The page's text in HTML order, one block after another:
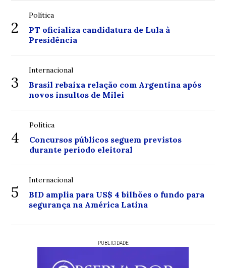
2
Política
PT oficializa candidatura de Lula à
Presidência
3
Internacional
Brasil rebaixa relação com Argentina após
novos insultos de Milei
4
Política
Concursos públicos seguem previstos
durante período eleitoral
5
Internacional
BID amplia para US$ 4 bilhões o fundo para
segurança na América Latina
PUBLICIDADE